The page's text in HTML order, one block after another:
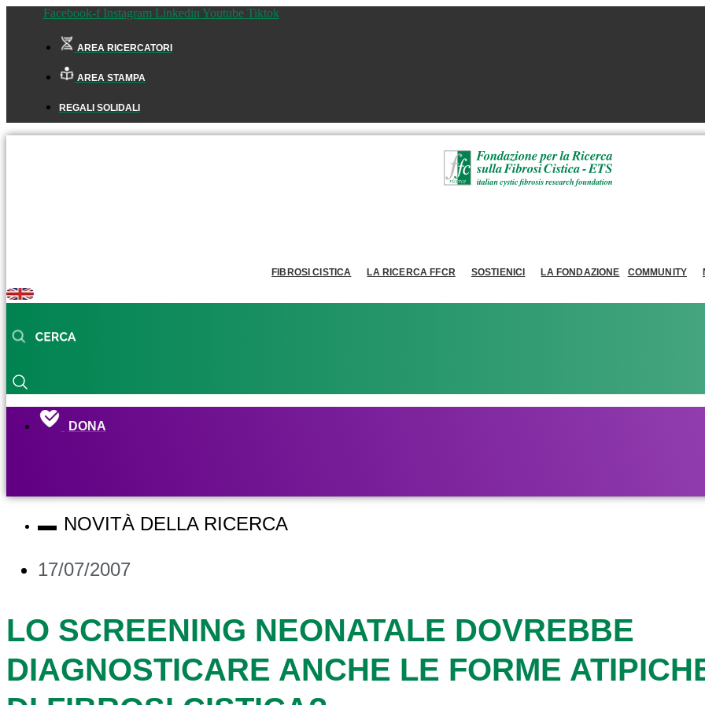
Facebook-f Instagram Linkedin Youtube Tiktok
AREA RICERCATORI
AREA STAMPA
REGALI SOLIDALI
FIBROSI CISTICA LA RICERCA FFCR SOSTIENICI LA FONDAZIONE COMMUNITY
DONA
NOVITÀ DELLA RICERCA
17/07/2007
LO SCREENING NEONATALE DOVREBBE
DIAGNOSTICARE ANCHE LE FORME